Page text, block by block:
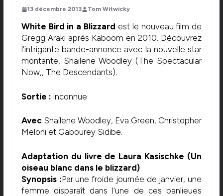
13 décembre 2013 Tom Witwicky
White Bird in a Blizzard est le nouveau film de
Gregg Araki après Kaboom en 2010. Découvrez
l’intrigante bande-annonce avec la nouvelle star
montante, Shailene Woodley (The Spectacular
Now,, The Descendants).
Sortie : inconnue
AvecShailene Woodley, Eva Green, Christopher
Meloni et Gabourey Sidibe.
Adaptation du livre de Laura Kasischke (Un
oiseau blanc dans le blizzard)
Synopsis :Par une froide journée de janvier, une
femme disparaît dans l’une de ces banlieues